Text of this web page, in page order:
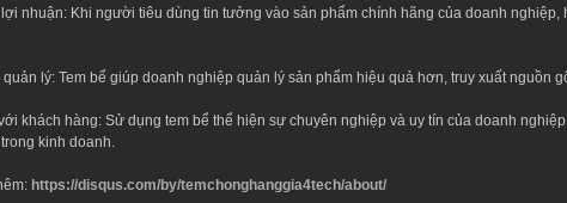
nhuận: Khi người tiêu dùng tin tưởng vào sản phẩm chính hãng của doanh
lý: Tem bể giúp doanh nghiệp quản lý sản phẩm hiệu quả hơn, truy xuất nguồn
khách hàng: Sử dụng tem bể thể hiện sự chuyên nghiệp và uy tín của doanh
kinh doanh.
https://disqus.com/by/temchonghanggia4tech/about/